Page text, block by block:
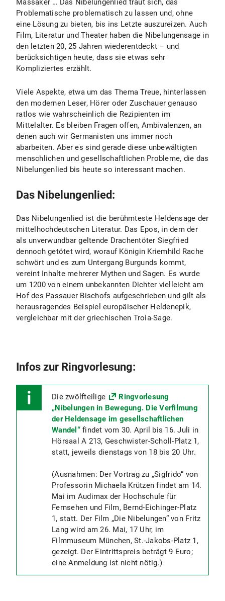
Massaker … Das Nibelungenlied traut sich, das
Problematische problematisch zu lassen und, ohne
eine Lösung zu bieten, bis ins Letzte auszureizen. Auch
Film, Literatur und Theater haben die Nibelungensage in
den letzten 20, 25 Jahren wiederentdeckt – und
berücksichtigen heute, dass sie etwas sehr
Kompliziertes erzählt.
Viele Aspekte, etwa um das Thema Treue, hinterlassen
den modernen Leser, Hörer oder Zuschauer genauso
ratlos wie wahrscheinlich die Rezipienten im
Mittelalter. Es bleiben Fragen offen, Ambivalenzen, an
denen auch wir Germanisten uns immer noch
abarbeiten. Aber es sind gerade diese unbewältigten
menschlichen und gesellschaftlichen Probleme, die das
Nibelungenlied bis heute so interessant machen.
Das Nibelungenlied:
Das Nibelungenlied ist die berühmteste Heldensage der
mittelhochdeutschen Literatur. Das Epos, in dem der
als unverwundbar geltende Drachentöter Siegfried
dennoch getötet wird, worauf Königin Kriemhild Rache
schwört und es zum Untergang Burgunds kommt,
vereint Inhalte mehrerer Mythen und Sagen. Es wurde
um 1200 von einem unbekannten Dichter vielleicht am
Hof des Passauer Bischofs aufgeschrieben und gilt als
herausragendes Beispiel europäischer Heldenepik,
vergleichbar mit der griechischen Troia-Sage.
Infos zur Ringvorlesung:
Die zwölfteilige
Ringvorlesung
„Nibelungen in Bewegung. Die Verfilmung
der Heldensage im gesellschaftlichen
Wandel“ findet vom 30. April bis 16. Juli in
Hörsaal A 213, Geschwister-Scholl-Platz 1,
statt, jeweils dienstags von 18 bis 20 Uhr.
(Ausnahmen: Der Vortrag zu „Sigfrido“ von
Professorin Michaela Krützen findet am 14.
Mai im Audimax der Hochschule für
Fernsehen und Film, Bernd-Eichinger-Platz
1, statt. Der Film „Die Nibelungen“ von Fritz
Lang wird am 26. Mai, 17 Uhr, im
Filmmuseum München, St.-Jakobs-Platz 1,
gezeigt. Der Eintrittspreis beträgt 9 Euro;
eine Anmeldung ist nicht nötig.)